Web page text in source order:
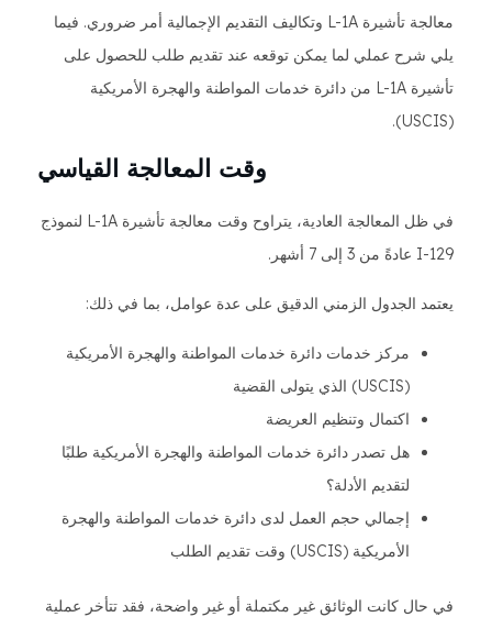
معالجة تأشيرة L-1A وتكاليف التقديم الإجمالية أمر ضروري. فيما
يلي شرح عملي لما يمكن توقعه عند تقديم طلب للحصول على
تأشيرة L-1A من دائرة خدمات المواطنة والهجرة الأمريكية
(USCIS).
وقت المعالجة القياسي
في ظل المعالجة العادية، يتراوح وقت معالجة تأشيرة L-1A لنموذج
I-129 عادةً من 3 إلى 7 أشهر.
يعتمد الجدول الزمني الدقيق على عدة عوامل، بما في ذلك:
مركز خدمات دائرة خدمات المواطنة والهجرة الأمريكية
(USCIS) الذي يتولى القضية
اكتمال وتنظيم العريضة
هل تصدر دائرة خدمات المواطنة والهجرة الأمريكية طلبًا
لتقديم الأدلة؟
إجمالي حجم العمل لدى دائرة خدمات المواطنة والهجرة
الأمريكية (USCIS) وقت تقديم الطلب
في حال كانت الوثائق غير مكتملة أو غير واضحة، فقد تتأخر عملية